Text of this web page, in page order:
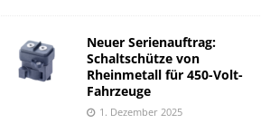
Neuer Serienauftrag:
Schaltschütze von
Rheinmetall für 450-Volt-
Fahrzeuge
1. Dezember 2025